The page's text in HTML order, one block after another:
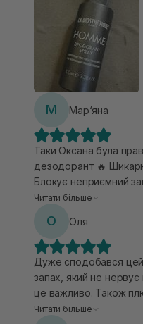
М Мар‘яна
Таки Оксана була
дезодорант 🔥
Блокує неприємний
потовиділення, не
захваті,одним словом.
Читати більше
О Оля
Дуже сподобався
запах, який не
це важливо. Також
безконтактне
Читати більше